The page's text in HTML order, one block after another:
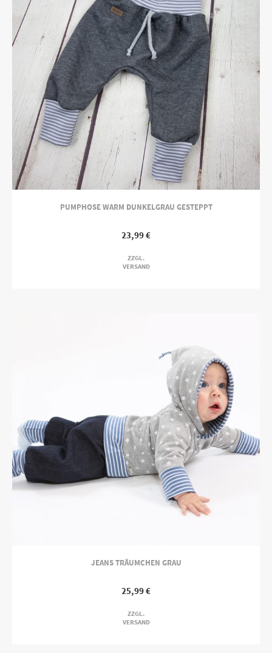
PUMPHOSE WARM DUNKELGRAU GESTEPPT
23,99€
ZZGL.
VERSAND
JEANS TRÄUMCHEN GRAU
25,99€
ZZGL.
VERSAND